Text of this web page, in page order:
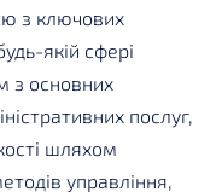
з ключових
якій сфері
з основних
послуг,
шляхом
управління,